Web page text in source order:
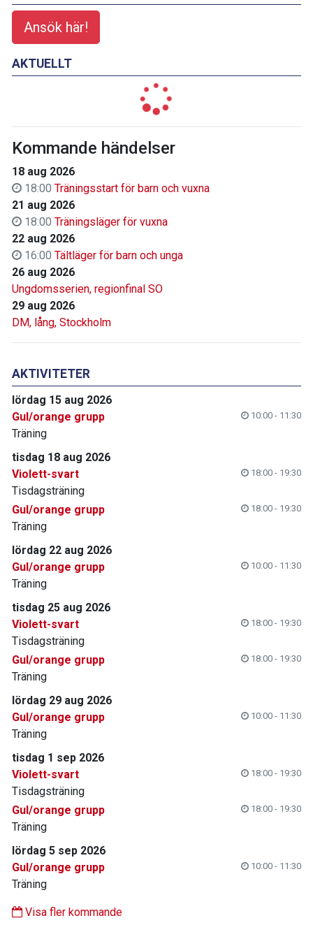
Ansök här!
AKTUELLT
Kommande händelser
18 aug 2026
18:00 Träningsstart för barn och vuxna
21 aug 2026
18:00 Träningsläger för vuxna
22 aug 2026
16:00 Tältläger för barn och unga
26 aug 2026
Ungdomsserien, regionfinal SO
29 aug 2026
DM, lång, Stockholm
AKTIVITETER
lördag 15 aug 2026
Gul/orange grupp
10:00 - 11:30
Träning
tisdag 18 aug 2026
Violett-svart
18:00 - 19:30
Tisdagsträning
Gul/orange grupp
18:00 - 19:30
Träning
lördag 22 aug 2026
Gul/orange grupp
10:00 - 11:30
Träning
tisdag 25 aug 2026
Violett-svart
18:00 - 19:30
Tisdagsträning
Gul/orange grupp
18:00 - 19:30
Träning
lördag 29 aug 2026
Gul/orange grupp
10:00 - 11:30
Träning
tisdag 1 sep 2026
Violett-svart
18:00 - 19:30
Tisdagsträning
Gul/orange grupp
18:00 - 19:30
Träning
lördag 5 sep 2026
Gul/orange grupp
10:00 - 11:30
Träning
Visa fler kommande